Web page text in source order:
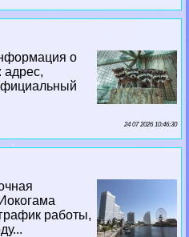
о
адрес,
24 07 2026 10:46:30
работы,